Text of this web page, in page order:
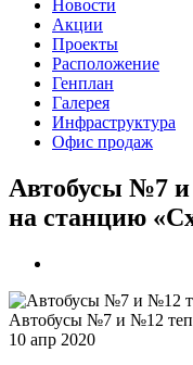
Новости
Акции
Проекты
Расположение
Генплан
Галерея
Инфраструктура
Офис продаж
Автобусы №7 и
на станцию
Автобусы №7 и №12
10 апр 2020